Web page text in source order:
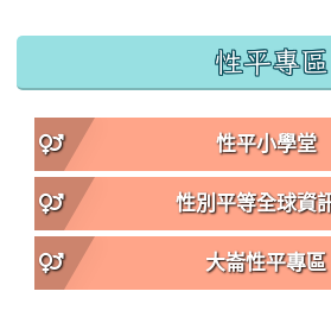
性平專區
性平小學堂
性別平等全球資
大崙性平專區